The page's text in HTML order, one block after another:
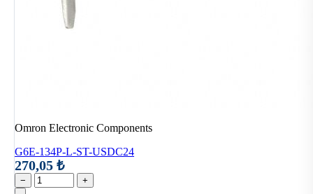
Omron Electronic Components
G6E-134P-L-ST-USDC24
270,05 ₺
− +